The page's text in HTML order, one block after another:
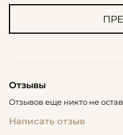
Отзывы
Отзывов еще никто не
Написать отзыв